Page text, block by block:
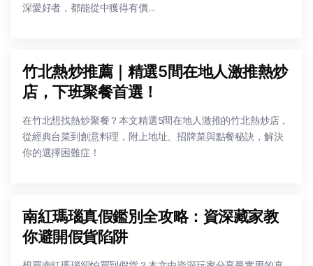
深愛好者，都能從中獲得有價...
竹北熱炒推薦｜精選5間在地人激推熱炒
店，下班聚餐首選！
在竹北想找熱炒聚餐？本文精選5間在地人激推的竹北熱炒店，
從經典台菜到創意料理，附上地址、招牌菜與點餐秘訣，解決
你的選擇困難症！
南紅瑪瑙真假鑑別全攻略：資深藏家教
你避開假貨陷阱